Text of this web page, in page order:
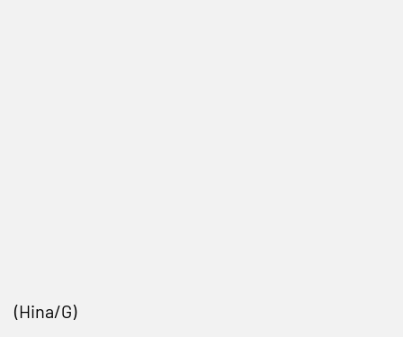
(Hina/G)